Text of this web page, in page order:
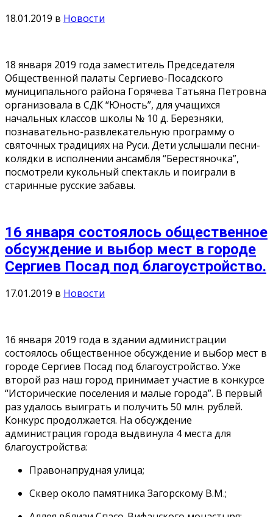
18.01.2019 в Новости
18 января 2019 года заместитель Председателя
Общественной палаты Сергиево-Посадского
муниципального района Горячева Татьяна Петровна
организовала в СДК “Юность”, для учащихся
начальных классов школы № 10 д. Березняки,
познавательно-развлекательную программу о
святочных традициях на Руси. Дети услышали песни-
колядки в исполнении ансамбля “Берестяночка”,
посмотрели кукольный спектакль и поиграли в
старинные русские забавы.
16 января состоялось общественное
обсуждение и выбор мест в городе
Сергиев Посад под благоустройство.
17.01.2019 в Новости
16 января 2019 года в здании администрации
состоялось общественное обсуждение и выбор мест в
городе Сергиев Посад под благоустройство. Уже
второй раз наш город принимает участие в конкурсе
“Исторические поселения и малые города”. В первый
раз удалось выиграть и получить 50 млн. рублей.
Конкурс продолжается. На обсуждение
администрация города выдвинула 4 места для
благоустройства:
Правонапрудная улица;
Сквер около памятника Загорскому В.М.;